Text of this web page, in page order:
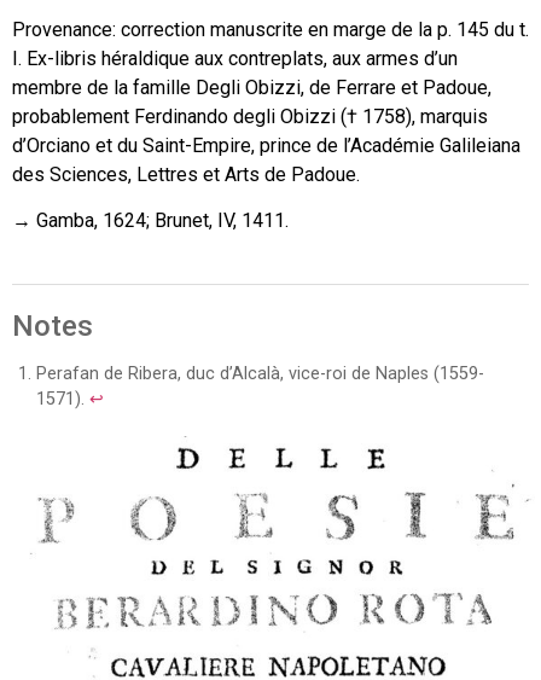
Provenance: correction manuscrite en marge de la p. 145 du t.
I. Ex-libris héraldique aux contreplats, aux armes d’un
membre de la famille Degli Obizzi, de Ferrare et Padoue,
probablement Ferdinando degli Obizzi († 1758), marquis
d’Orciano et du Saint-Empire, prince de l’Académie Galileiana
des Sciences, Lettres et Arts de Padoue.
→ Gamba, 1624; Brunet, IV, 1411.
Notes
Perafan de Ribera, duc d’Alcalà, vice-roi de Naples (1559-
1571). ↩